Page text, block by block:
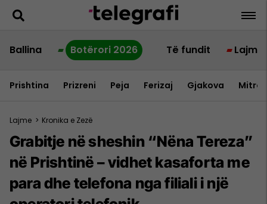
Ballina Botërori 2026 Të fundit Lajme
Prishtina Prizreni Peja Ferizaj Gjakova
Lajme > Kronika e Zezë
Grabitje në sheshin “Nëna Tereza”
në Prishtinë – vidhet kasaforta me
para dhe telefona nga filiali i një